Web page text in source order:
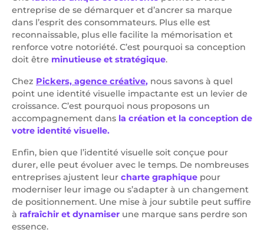
entreprise de se démarquer et d’ancrer sa marque
dans l’esprit des consommateurs. Plus elle est
reconnaissable, plus elle facilite la mémorisation et
renforce votre notoriété. C’est pourquoi sa conception
doit être minutieuse et stratégique.
Chez Pickers, agence créative, nous savons à quel
point une identité visuelle impactante est un levier de
croissance. C’est pourquoi nous proposons un
accompagnement dans la création et la conception de
votre identité visuelle.
Enfin, bien que l’identité visuelle soit conçue pour
durer, elle peut évoluer avec le temps. De nombreuses
entreprises ajustent leur charte graphique pour
moderniser leur image ou s’adapter à un changement
de positionnement. Une mise à jour subtile peut suffire
à rafraîchir et dynamiser une marque sans perdre son
essence.